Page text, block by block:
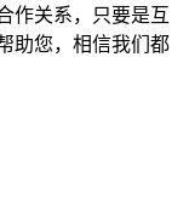
作关系，只要是互
助您，相信我们都